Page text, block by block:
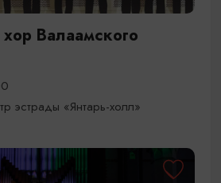
Валаамского
эстрады «Янтарь-холл»